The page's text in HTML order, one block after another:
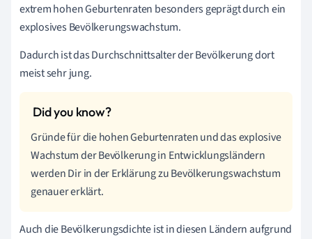
extrem hohen Geburtenraten besonders geprägt durch ein
explosives Bevölkerungswachstum.
Dadurch ist das Durchschnittsalter der Bevölkerung dort
meist sehr jung.
Gründe für die hohen Geburtenraten und das explosive
Wachstum der Bevölkerung in Entwicklungsländern
werden Dir in der Erklärung zu Bevölkerungswachstum
genauer erklärt.
Auch die Bevölkerungsdichte ist in diesen Ländern aufgrund